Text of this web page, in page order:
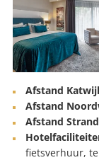
Afstand
Afstand
Afstand
fietsverhuur,